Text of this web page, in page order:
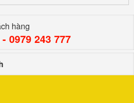
hàng
‎0979 243 777